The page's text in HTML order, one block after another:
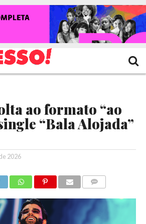
ao formato “ao
“Bala Alojada”
2026